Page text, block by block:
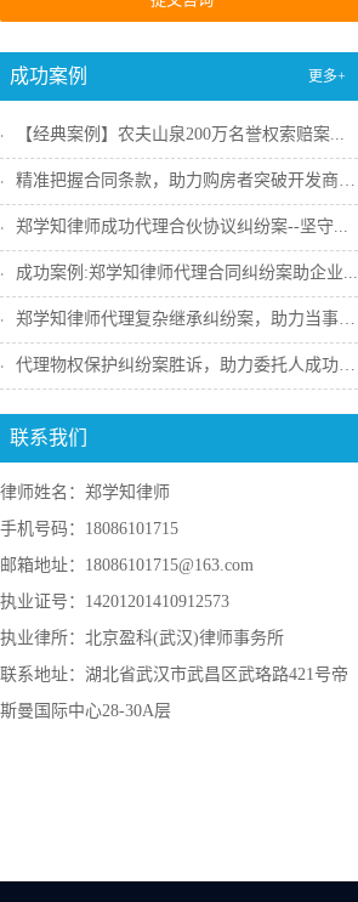
成功案例 更多+
【经典案例】农夫山泉200万名誉权索赔案...
精准把握合同条款，助力购房者突破开发商违...
郑学知律师成功代理合伙协议纠纷案--坚守...
成功案例:郑学知律师代理合同纠纷案助企业...
郑学知律师代理复杂继承纠纷案，助力当事人...
代理物权保护纠纷案胜诉，助力委托人成功收...
联系我们
律师姓名：郑学知律师
手机号码：18086101715
邮箱地址：18086101715@163.com
执业证号：14201201410912573
执业律所：北京盈科(武汉)律师事务所
联系地址：湖北省武汉市武昌区武珞路421号帝
斯曼国际中心28-30A层